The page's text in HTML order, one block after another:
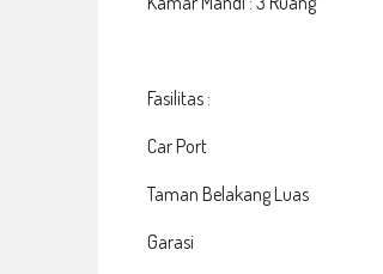
Fasilitas :
Car Port
Taman Belakang Luas
Garasi